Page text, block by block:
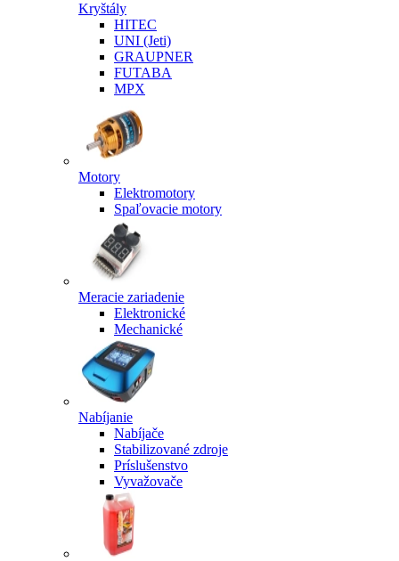
Kryštály
HITEC
UNI (Jeti)
GRAUPNER
FUTABA
MPX
Motory
Elektromotory
Spaľovacie motory
Meracie zariadenie
Elektronické
Mechanické
Nabíjanie
Nabíjače
Stabilizované zdroje
Príslušenstvo
Vyvažovače